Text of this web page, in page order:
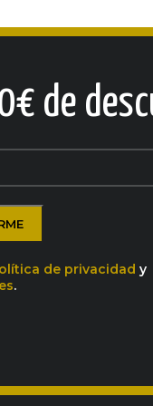
de
de privacidad y
.